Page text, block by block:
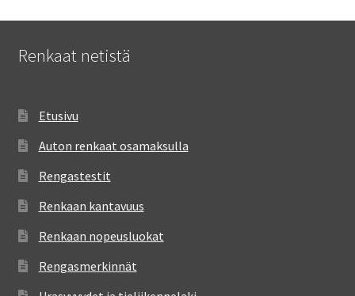
Renkaat netistä
Etusivu
Auton renkaat osamaksulla
Rengastestit
Renkaan kantavuus
Renkaan nopeusluokat
Rengasmerkinnät